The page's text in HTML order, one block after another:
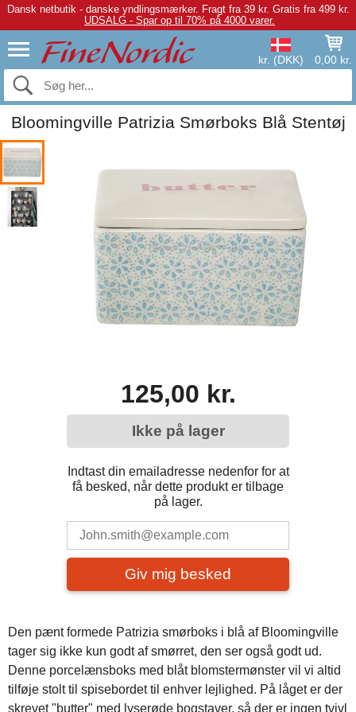
Dansk netbutik - danske yndlingsmærker. Fragt fra 39 kr. Gratis fra 499 kr.
UDSALG - Spar op til 70% på 4000 varer.
kr. (DKK) 0,00 kr.
Bloomingville Patrizia Smørboks Blå Stentøj
125,00 kr.
Ikke på lager
Indtast din emailadresse nedenfor for at
få besked, når dette produkt er tilbage
på lager.
Giv mig besked
Den pænt formede Patrizia smørboks i blå af Bloomingville
tager sig ikke kun godt af smørret, den ser også godt ud.
Denne porcelænsboks med blåt blomstermønster vil vi altid
tilføje stolt til spisebordet til enhver lejlighed. På låget er der
skrevet "butter" med lyserøde bogstaver, så der er ingen tvivl